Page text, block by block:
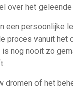
over het
een persoonlijke
proces vanuit het
nog nooit zo
dromen of het